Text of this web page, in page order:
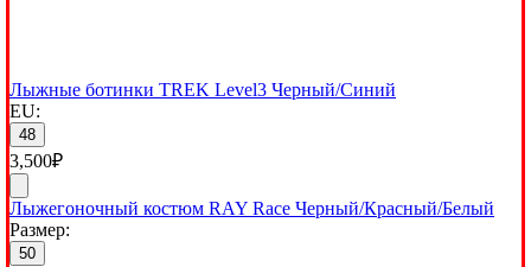
Лыжные ботинки TREK Level3 Черный/Синий
EU:
48
3,500₽
Лыжегоночный костюм RAY Race Черный/Красный/Белый
Размер:
50